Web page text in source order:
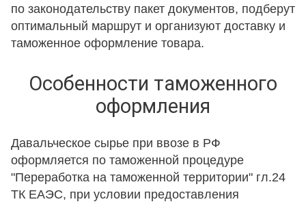
по законодательству пакет документов, подберут
оптимальный маршрут и организуют доставку и
таможенное оформление товара.
Особенности таможенного
оформления
Давальческое сырье при ввозе в РФ
оформляется по таможенной процедуре
"Переработка на таможенной территории" гл.24
ТК ЕАЭС, при условии предоставления